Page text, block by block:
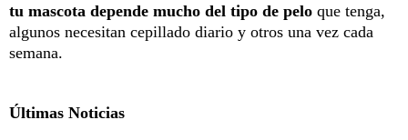
tu mascota depende mucho del tipo de pelo que tenga,
algunos necesitan cepillado diario y otros una vez cada
semana.
Últimas Noticias